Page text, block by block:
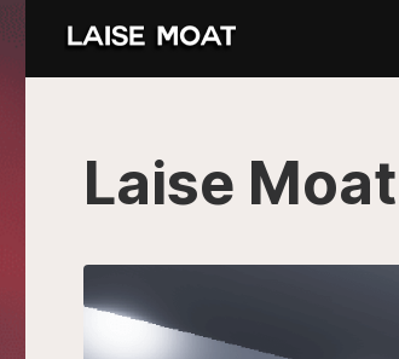
Laise